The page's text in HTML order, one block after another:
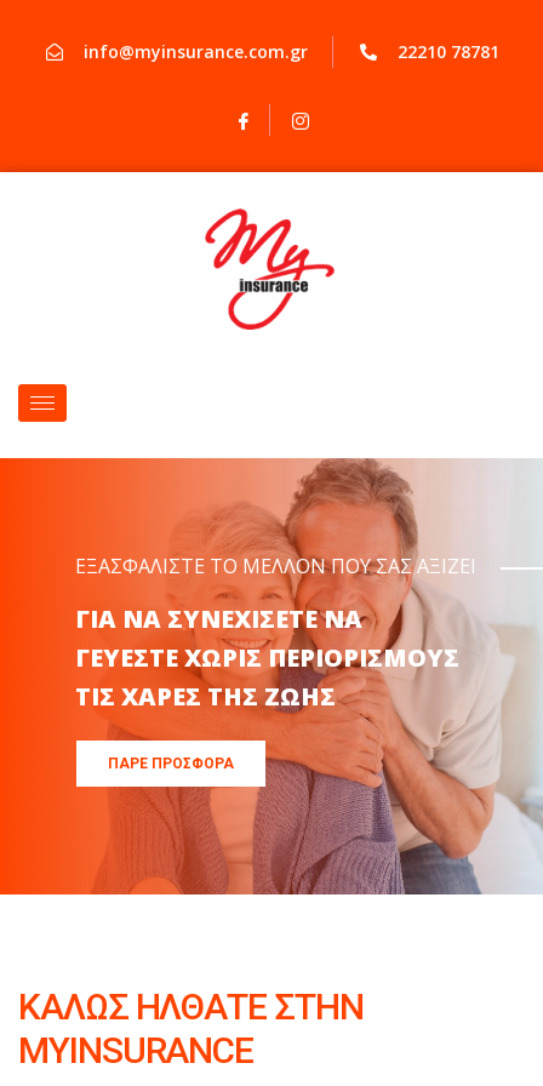
info@myinsurance.com.gr 22210 78781
ΕΞΑΣΦΑΛΙΣΤΕ ΤΟ ΜΕΛΛΟΝ ΠΟΥ ΣΑΣ ΑΞΙΖΕΙ
ΠΑΡΕ ΠΡΟΣΦΟΡΑ
ΚΑΛΩΣ ΗΛΘΑΤΕ ΣΤΗΝ
MYINSURANCE